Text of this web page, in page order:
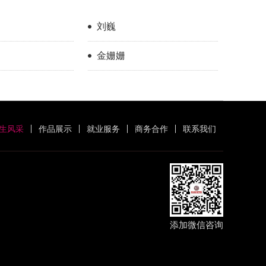
刘巍
金姗姗
风采 作品展示 就业服务 商务合作 联系我们
添加微信咨询